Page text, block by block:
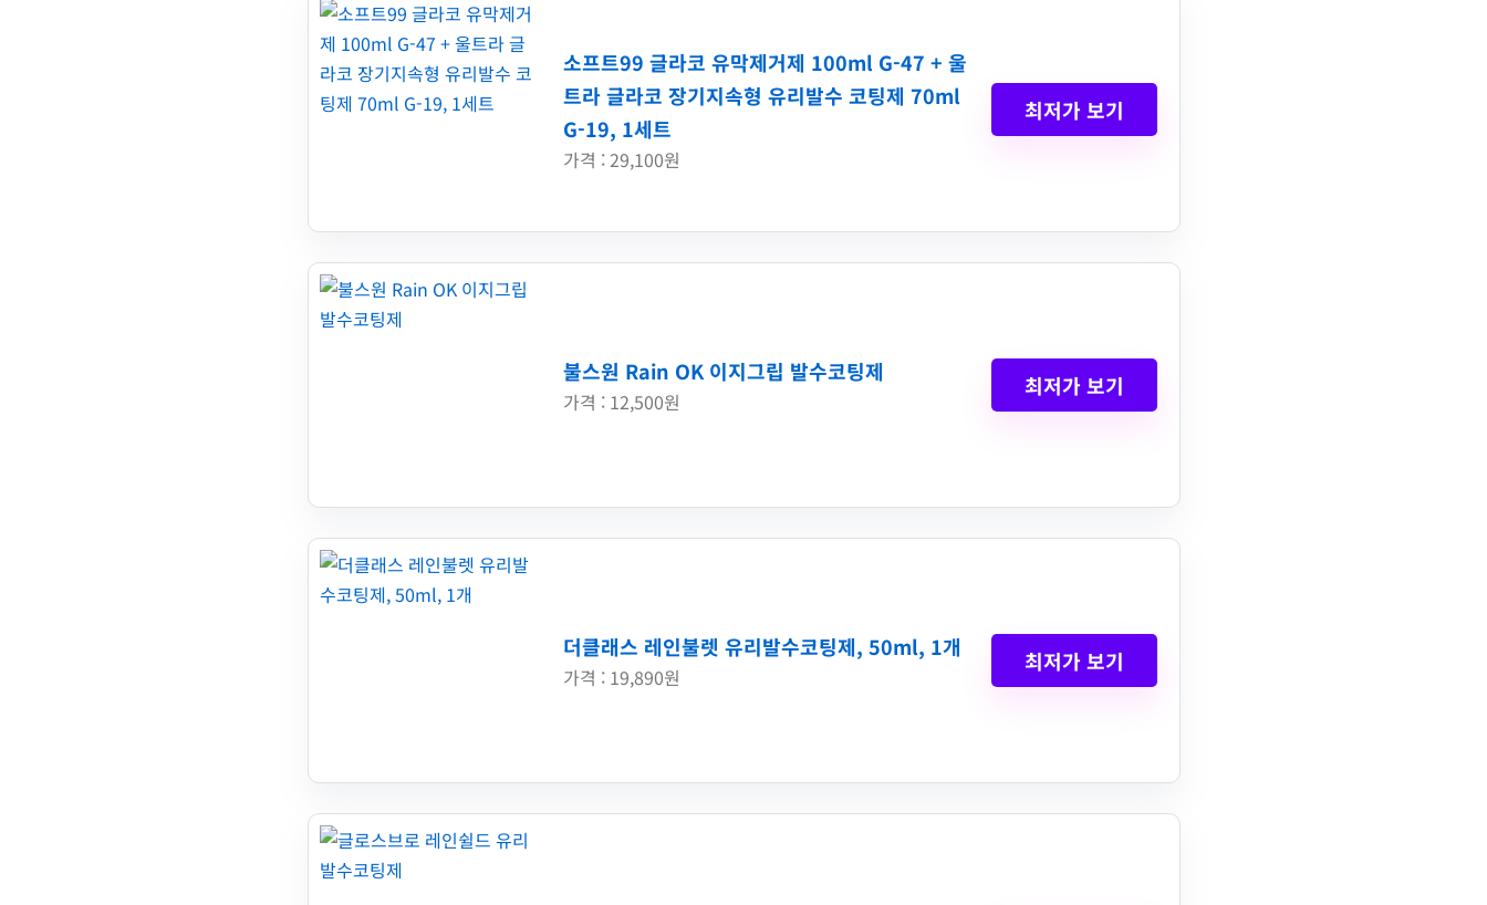
소프트99 글라코 유막제거제 100ml G-47 + 울
트라 글라코 장기지속형 유리발수 코팅제 70ml
G-19, 1세트
가격 : 29,100원
최저가 보기
불스원 Rain OK 이지그립 발수코팅제
가격 : 12,500원
최저가 보기
더클래스 레인불렛 유리발수코팅제, 50ml, 1개
가격 : 19,890원
최저가 보기